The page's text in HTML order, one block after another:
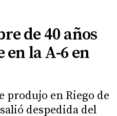
de 40 años
en la A-6 en
produjo en Riego de
despedida del